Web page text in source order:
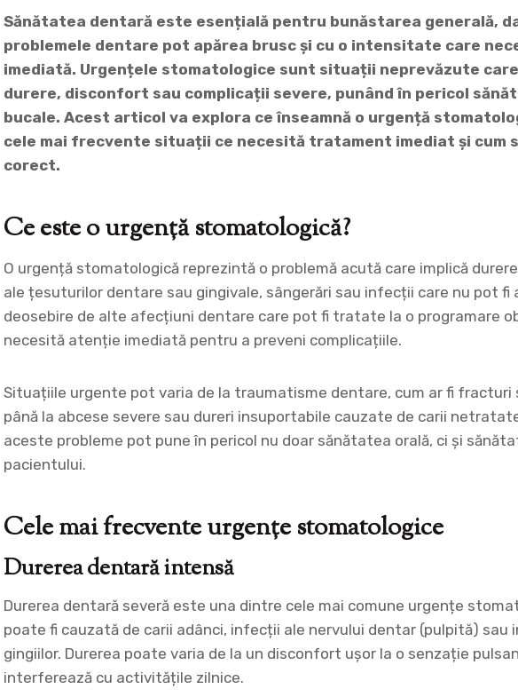
Sănătatea dentară este esențială pentru bunăstarea generală,
problemele dentare pot apărea brusc și cu o intensitate care
imediată. Urgențele stomatologice sunt situații neprevăzute
durere, disconfort sau complicații severe, punând în pericol
bucale. Acest articol va explora ce înseamnă o urgență
cele mai frecvente situații ce necesită tratament imediat și cum
corect.
Ce este o urgență stomatologică?
O urgență stomatologică reprezintă o problemă acută care implică
ale țesuturilor dentare sau gingivale, sângerări sau infecții care nu pot fi
deosebire de alte afecțiuni dentare care pot fi tratate la o programare
necesită atenție imediată pentru a preveni complicațiile.
Situațiile urgente pot varia de la traumatisme dentare, cum ar fi fracturi
până la abcese severe sau dureri insuportabile cauzate de carii
aceste probleme pot pune în pericol nu doar sănătatea orală, ci și
pacientului.
Cele mai frecvente urgențe stomatologice
Durerea dentară intensă
Durerea dentară severă este una dintre cele mai comune urgențe
poate fi cauzată de carii adânci, infecții ale nervului dentar (pulpită) sau
gingiilor. Durerea poate varia de la un disconfort ușor la o senzație
interferează cu activitățile zilnice.